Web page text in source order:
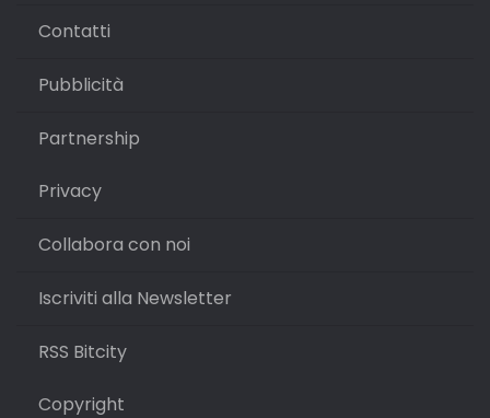
Contatti
Pubblicità
Partnership
Privacy
Collabora con noi
Iscriviti alla Newsletter
RSS Bitcity
Copyright